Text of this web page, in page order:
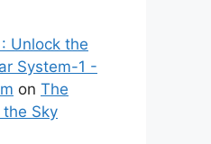
Unlock the
System-1 -
on The
Sky